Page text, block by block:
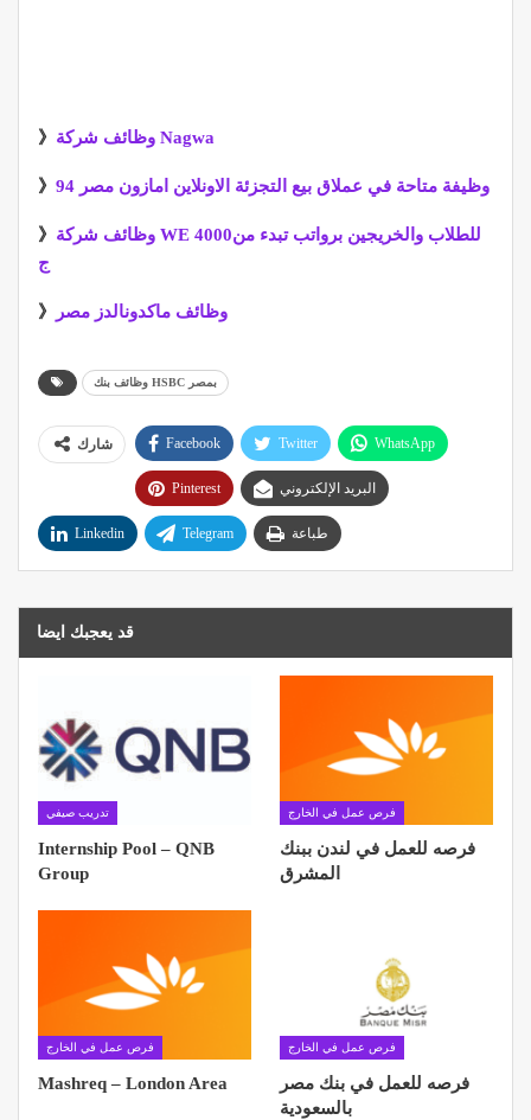
》 وظائف شركة Nagwa
》 94 وظيفة متاحة في عملاق بيع التجزئة الاونلاين امازون مصر
》 وظائف شركة WE للطلاب والخريجين برواتب تبدء من4000
ج
》 وظائف ماكدونالدز مصر
وظائف بنك HSBC بمصر
شارك Facebook Twitter WhatsApp
Pinterest البريد الإلكتروني
Linkedin Telegram طباعة
قد يعجبك ايضا
تدريب صيفي
Internship Pool – QNB
Group
فرص عمل في الخارج
فرصه للعمل في لندن ببنك
المشرق
فرص عمل في الخارج
Mashreq – London Area
فرص عمل في الخارج
فرصه للعمل في بنك مصر
بالسعودية